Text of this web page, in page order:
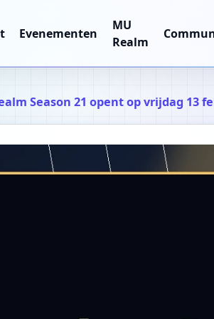
Evenementen
MU
Realm
Season 21 opent op vrijdag 13